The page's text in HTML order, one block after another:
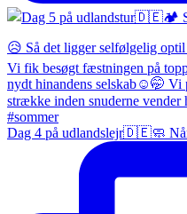
Dag 4 på udlandslejr🇩🇪🧼